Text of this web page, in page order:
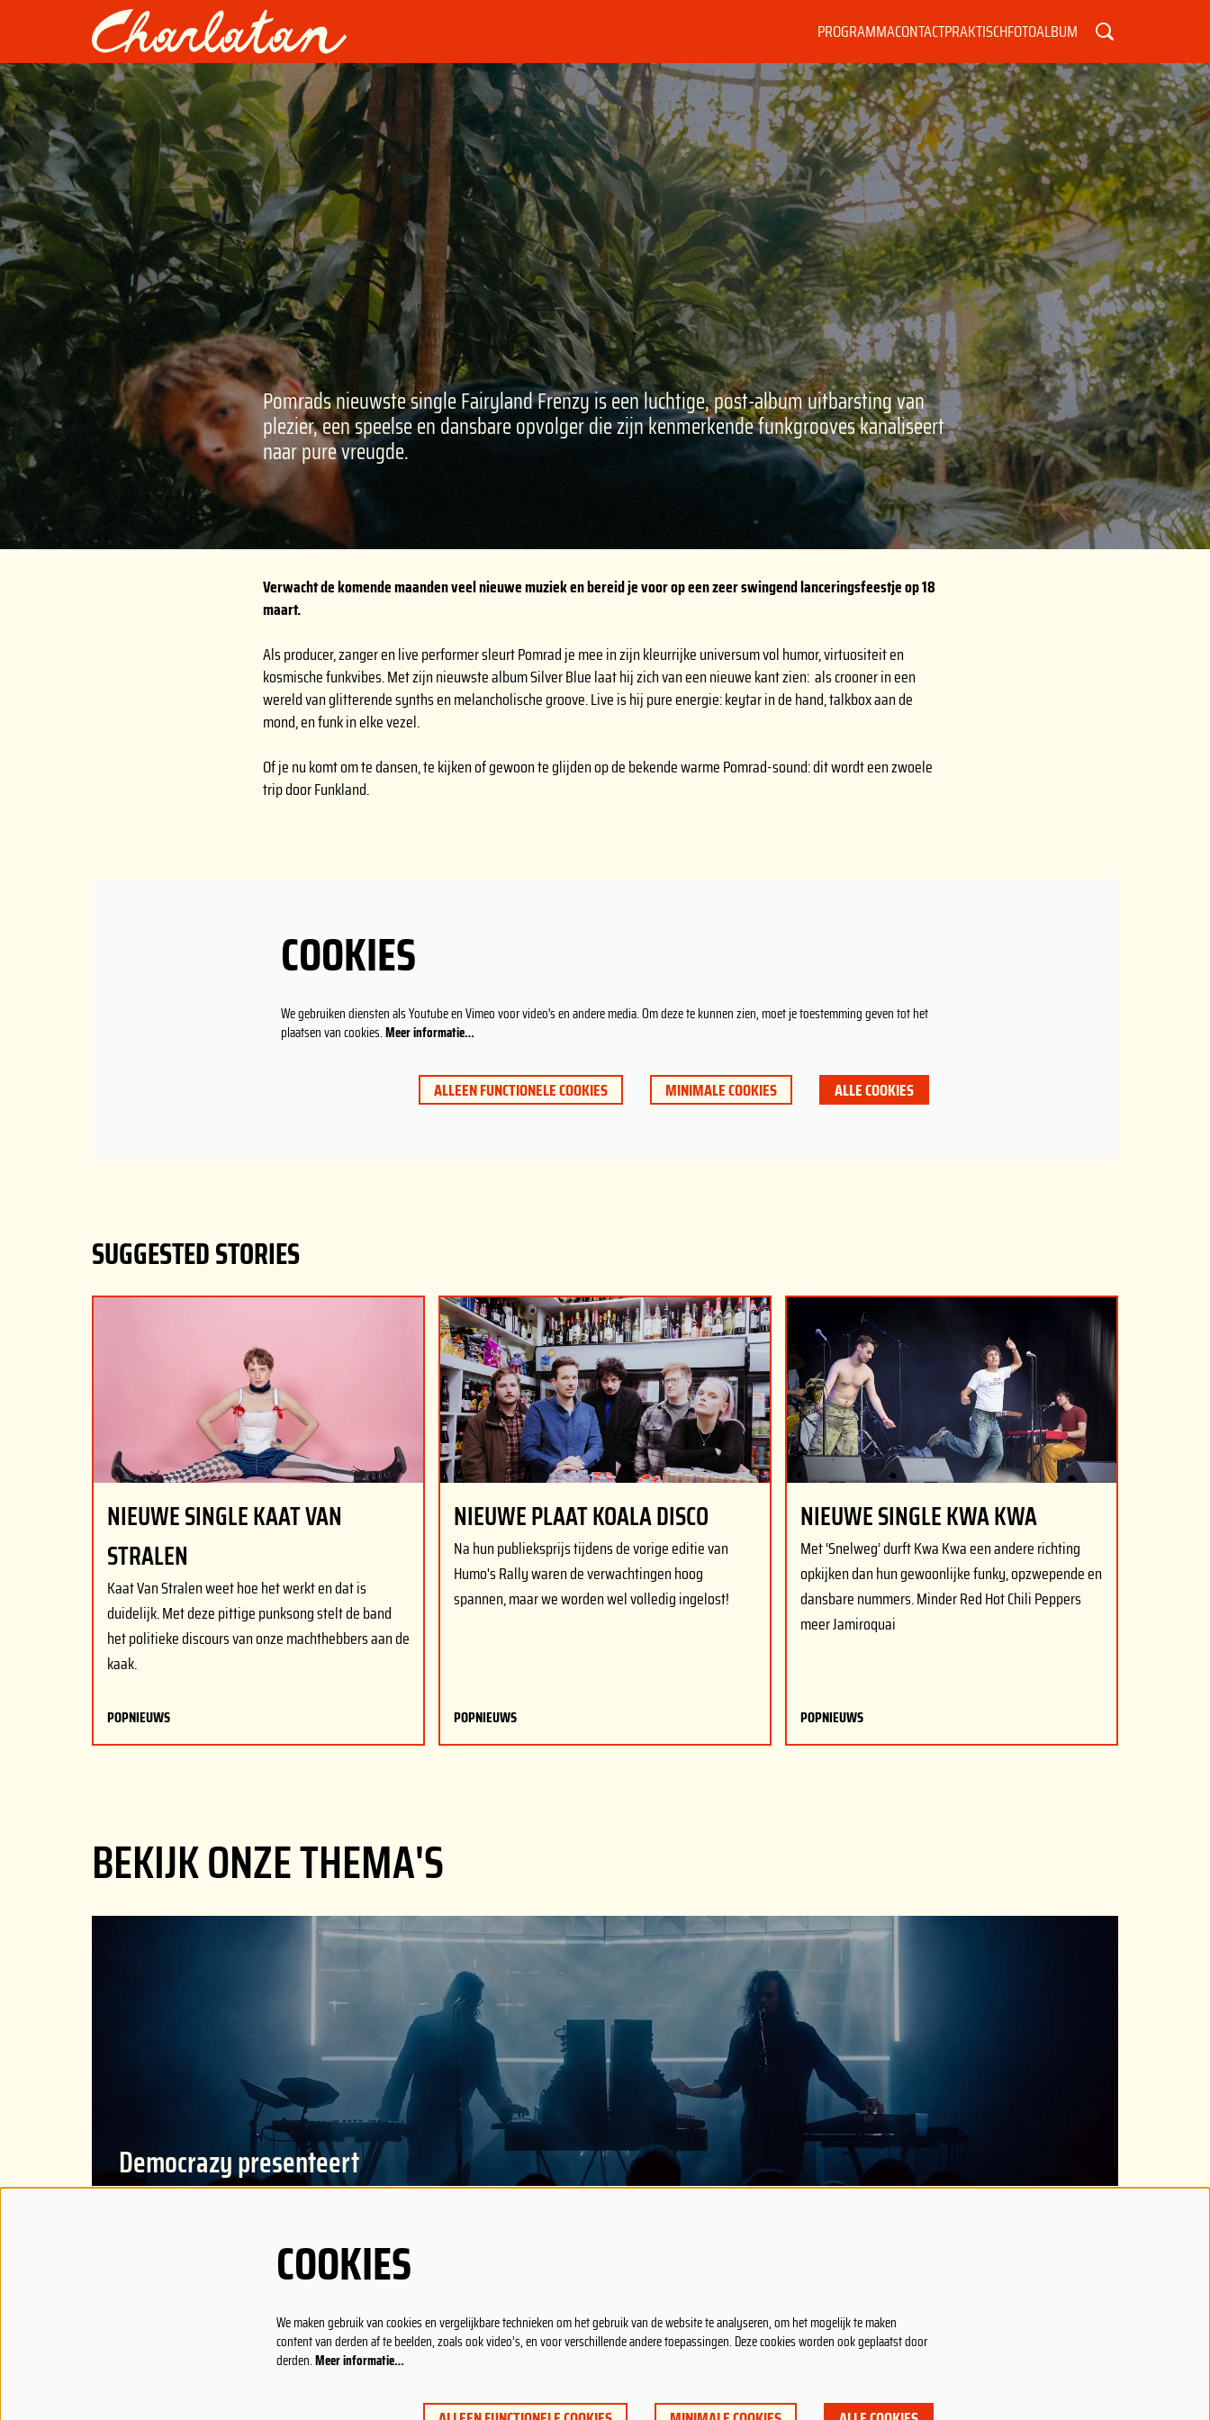
PROGRAMMACONTACTPRAKTISCHFOTOALBUM
Pomrads nieuwste single Fairyland Frenzy is een luchtige, post-album uitbarsting van
plezier, een speelse en dansbare opvolger die zijn kenmerkende funkgrooves kanaliseert
naar pure vreugde.
Verwacht de komende maanden veel nieuwe muziek en bereid je voor op een zeer swingend lanceringsfeestje op 18
maart.
Als producer, zanger en live performer sleurt Pomrad je mee in zijn kleurrijke universum vol humor, virtuositeit en
kosmische funkvibes. Met zijn nieuwste album Silver Blue laat hij zich van een nieuwe kant zien: als crooner in een
wereld van glitterende synths en melancholische groove. Live is hij pure energie: keytar in de hand, talkbox aan de
mond, en funk in elke vezel.
Of je nu komt om te dansen, te kijken of gewoon te glijden op de bekende warme Pomrad-sound: dit wordt een zwoele
trip door Funkland.
COOKIES
We gebruiken diensten als Youtube en Vimeo voor video's en andere media. Om deze te kunnen zien, moet je toestemming geven tot het
plaatsen van cookies.Meer informatie…
ALLEEN FUNCTIONELE COOKIES MINIMALE COOKIES ALLE COOKIES
SUGGESTED STORIES
NIEUWE SINGLE KAAT VAN
STRALEN
Kaat Van Stralen weet hoe het werkt en dat is
duidelijk. Met deze pittige punksong stelt de band
het politieke discours van onze machthebbers aan de
kaak.
POPNIEUWS
NIEUWE PLAAT KOALA DISCO
Na hun publieksprijs tijdens de vorige editie van
Humo's Rally waren de verwachtingen hoog
spannen, maar we worden wel volledig ingelost!
POPNIEUWS
NIEUWE SINGLE KWA KWA
Met ‘Snelweg’ durft Kwa Kwa een andere richting
opkijken dan hun gewoonlijke funky, opzwepende en
dansbare nummers. Minder Red Hot Chili Peppers
meer Jamiroquai
POPNIEUWS
BEKIJK ONZE THEMA'S
Democrazy presenteert
Dagelijks open vanaf 22u, gesloten op zondag en
maandag.
Nieuwsgierig?
COOKIES
We maken gebruik van cookies en vergelijkbare technieken om het gebruik van de website te analyseren, om het mogelijk te maken
content van derden af te beelden, zoals ook video’s, en voor verschillende andere toepassingen. Deze cookies worden ook geplaatst door
derden.Meer informatie…